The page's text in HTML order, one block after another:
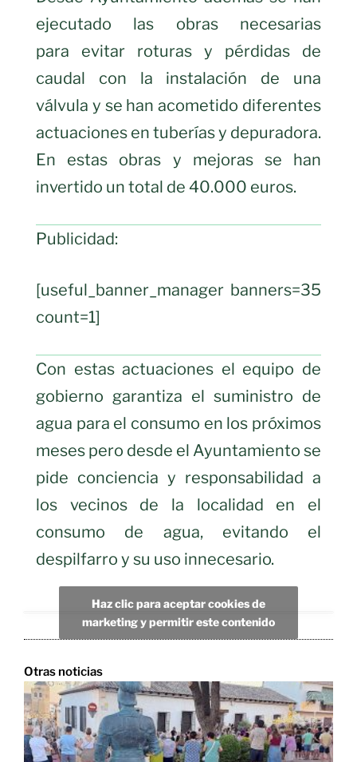
ejecutado las obras necesarias
para evitar roturas y pérdidas de
caudal con la instalación de una
válvula y se han acometido diferentes
actuaciones en tuberías y depuradora.
En estas obras y mejoras se han
invertido un total de 40.000 euros.
Publicidad:
[useful_banner_manager banners=35
count=1]
Con estas actuaciones el equipo de
gobierno garantiza el suministro de
agua para el consumo en los próximos
meses pero desde el Ayuntamiento se
pide conciencia y responsabilidad a
los vecinos de la localidad en el
consumo de agua, evitando el
despilfarro y su uso innecesario.
Haz clic para aceptar cookies de
marketing y permitir este contenido
Otras noticias